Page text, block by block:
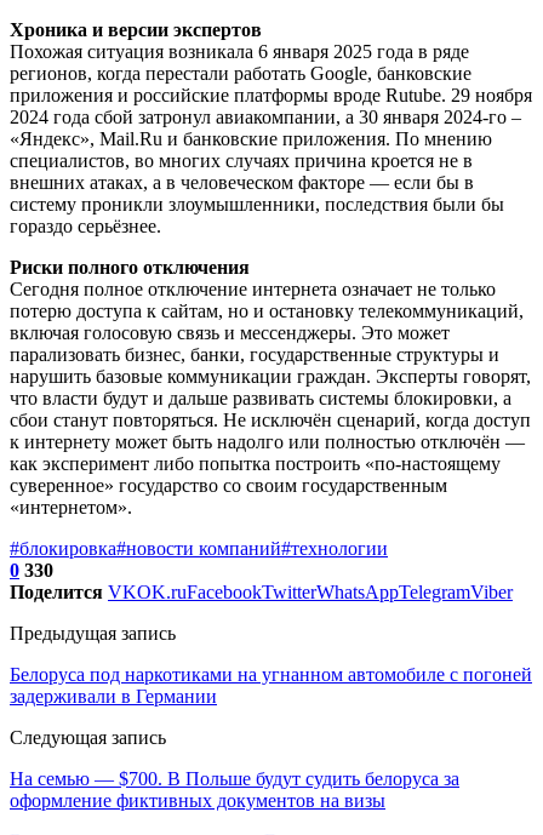
Хроника и версии экспертов
Похожая ситуация возникала 6 января 2025 года в ряде
регионов, когда перестали работать Google, банковские
приложения и российские платформы вроде Rutube. 29 ноября
2024 года сбой затронул авиакомпании, а 30 января 2024-го –
«Яндекс», Mail.Ru и банковские приложения. По мнению
специалистов, во многих случаях причина кроется не в
внешних атаках, а в человеческом факторе — если бы в
систему проникли злоумышленники, последствия были бы
гораздо серьёзнее.
Риски полного отключения
Сегодня полное отключение интернета означает не только
потерю доступа к сайтам, но и остановку телекоммуникаций,
включая голосовую связь и мессенджеры. Это может
парализовать бизнес, банки, государственные структуры и
нарушить базовые коммуникации граждан. Эксперты говорят,
что власти будут и дальше развивать системы блокировки, а
сбои станут повторяться. Не исключён сценарий, когда доступ
к интернету может быть надолго или полностью отключён —
как эксперимент либо попытка построить «по-настоящему
суверенное» государство со своим государственным
«интернетом».
#блокировка#новости компаний#технологии
0 330
Поделится VKOK.ruFacebookTwitterWhatsAppTelegramViber
Предыдущая запись
Белоруса под наркотиками на угнанном автомобиле с погоней
задерживали в Германии
Следующая запись
На семью — $700. В Польше будут судить белоруса за
оформление фиктивных документов на визы